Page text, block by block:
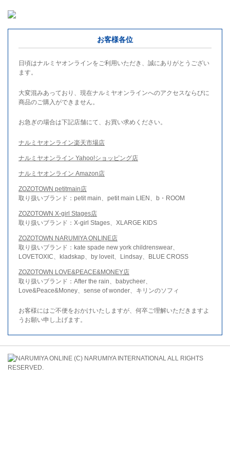
お客様各位
日頃はナルミヤオンラインをご利用いただき、誠にありがとうござい
ます。
大変混みあっており、現在ナルミヤオンラインへのアクセスならびに
商品のご購入ができません。
お急ぎの場合は下記店舗にて、お買い求めください。
ナルミヤオンライン楽天市場店
ナルミヤオンライン Yahoo!ショッピング店
ナルミヤオンライン Amazon店
ZOZOTOWN petitmain店
取り扱いブランド：petit main、petit main LIEN、b・ROOM
ZOZOTOWN X-girl Stages店
取り扱いブランド：X-girl Stages、XLARGE KIDS
ZOZOTOWN NARUMIYA ONLINE店
取り扱いブランド：kate spade new york childrenswear、
LOVETOXIC、kladskap、by loveit、Lindsay、BLUE CROSS
ZOZOTOWN LOVE&PEACE&MONEY店
取り扱いブランド：After the rain、babycheer、
Love&Peace&Money、sense of wonder、キリンのソフィ
お客様にはご不便をおかけいたしますが、何卒ご理解いただきますよ
うお願い申し上げます。